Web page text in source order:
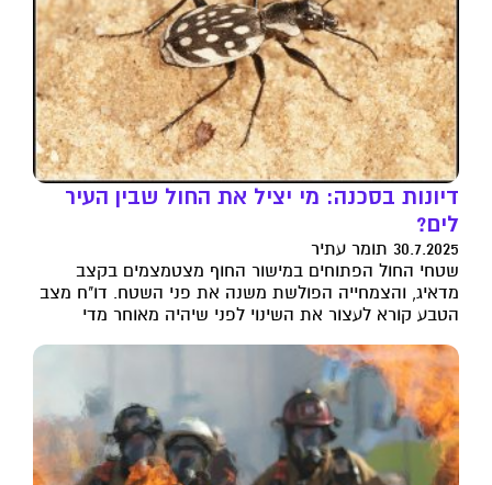
דיונות בסכנה: מי יציל את החול שבין העיר
לים?
30.7.2025 תומר עתיר
שטחי החול הפתוחים במישור החוף מצטמצמים בקצב
מדאיג, והצמחייה הפולשת משנה את פני השטח. דו"ח מצב
הטבע קורא לעצור את השינוי לפני שיהיה מאוחר מדי